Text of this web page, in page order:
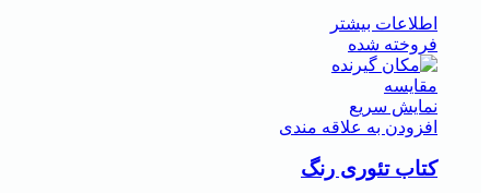
اطلاعات بیشتر
فروخته شده
مقايسه
نمایش سریع
افزودن به علاقه مندی
کتاب تئوری رنگ